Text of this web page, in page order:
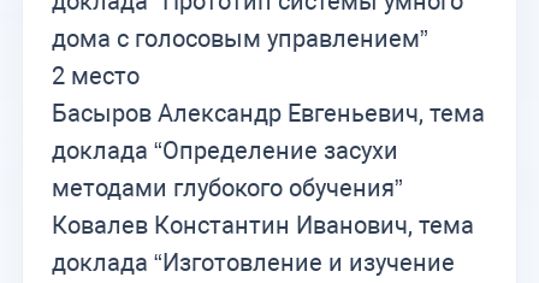
дома с голосовым управлением”
2 место
Басыров Александр Евгеньевич, тема
доклада “Определение засухи
методами глубокого обучения”
Ковалев Константин Иванович, тема
доклада “Изготовление и изучение